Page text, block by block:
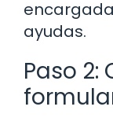
ayudas.
Paso 2: